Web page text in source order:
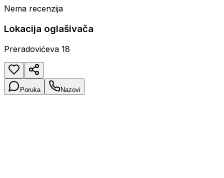
Nema recenzija
Lokacija oglašivača
Preradovićeva 18
Poruka Nazovi